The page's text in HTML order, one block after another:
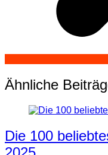
Ähnliche
Die 100